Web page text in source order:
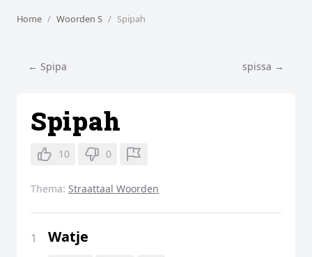
Home Woorden S Spipah
← Spipa spissa →
Spipah
10 0
Thema: Straattaal Woorden
1 Watje